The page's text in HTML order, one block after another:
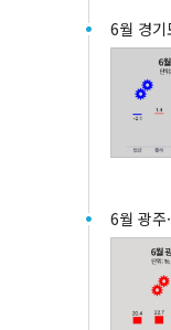
6월 경
6월 광